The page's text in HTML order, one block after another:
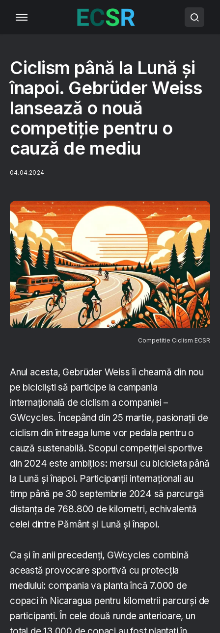
Ciclism până la Lună și
înapoi. Gebrüder Weiss
lansează o nouă
competiție pentru o
cauză de mediu
04.04.2024
Competitie Ciclism ECSR
Anul acesta, Gebrüder Weiss îi cheamă din nou
pe bicicliști să participe la campania
internațională de ciclism a companiei –
GWcycles. Începând din 25 martie, pasionații de
ciclism din întreaga lume vor pedala pentru o
cauză sustenabilă. Scopul competiției sportive
din 2024 este ambițios: mersul cu bicicleta până
la Lună și înapoi. Participanții internaționali au
timp până pe 30 septembrie 2024 să parcurgă
distanța de 768.800 de kilometri, echivalentă
celei dintre Pământ și Lună și înapoi.
Ca și în anii precedenți, GWcycles combină
această provocare sportivă cu protecția
mediului: compania va planta încă 7.000 de
copaci în Nicaragua pentru kilometrii parcurși de
participanți. În cele două runde anterioare, un